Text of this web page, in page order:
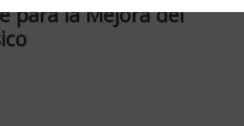
para la Mejora del